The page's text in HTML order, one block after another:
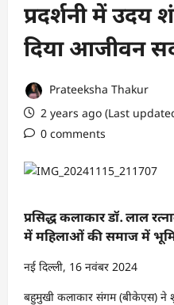
प्रदर्शनी में उदय
दिया आजीवन
Prateeksha Thakur
2 years ago (Last
0 comments
प्रसिद्ध कलाकार डॉ. लाल
में महिलाओं की समाज में
नई दिल्ली, 16 नवंबर 2024
बहुमुखी कलाकार संगम (बीकेएस) ने